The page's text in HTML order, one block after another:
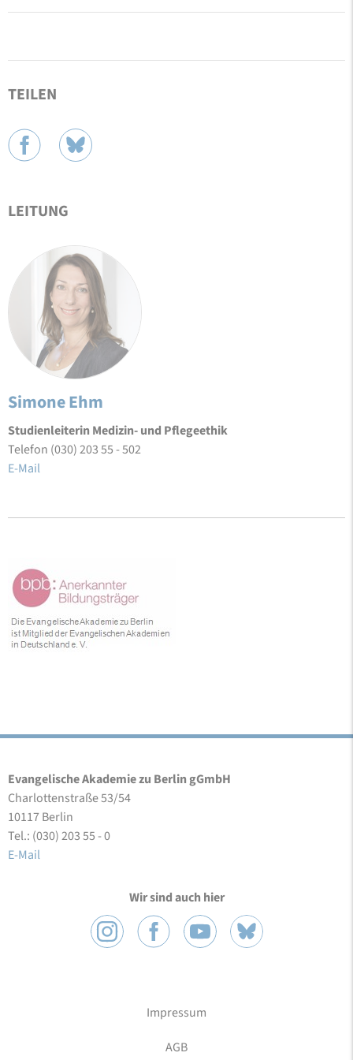
TEILEN
LEITUNG
Simone Ehm
Studienleiterin Medizin- und Pflegeethik
Telefon (030) 203 55 - 502
E-Mail
Evangelische Akademie zu Berlin gGmbH
Charlottenstraße 53/54
10117 Berlin
Tel.: (030) 203 55 - 0
E-Mail
Wir sind auch hier
Impressum
AGB